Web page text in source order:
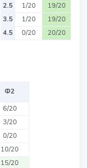
2.5
1/20
19/20
3.5
1/20
19/20
4.5
0/20 20/20
Ф2
6/20
3/20
0/20
10/20
15/20